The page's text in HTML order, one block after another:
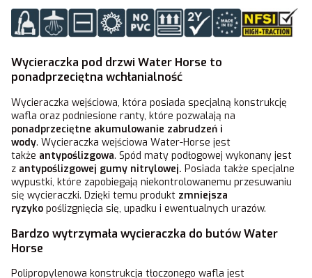
Wycieraczka pod drzwi Water Horse to
ponadprzeciętna wchłanialność
Wycieraczka wejściowa, która posiada specjalną konstrukcję
wafla oraz podniesione ranty, które pozwalają na
ponadprzeciętne akumulowanie zabrudzeń i
wody. Wycieraczka wejściowa Water-Horse jest
także antypoślizgowa. Spód maty podłogowej wykonany jest
z antypoślizgowej gumy nitrylowej. Posiada także specjalne
wypustki, które zapobiegają niekontrolowanemu przesuwaniu
się wycieraczki. Dzięki temu produkt zmniejsza
ryzyko poślizgnięcia się, upadku i ewentualnych urazów.
Bardzo wytrzymała wycieraczka do butów Water
Horse
Polipropylenowa konstrukcja tłoczonego wafla jest